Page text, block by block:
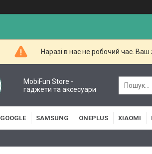
Наразі в нас не робочий час.
MobiFun Store -
гаджети та аксесуари
GOOGLE SAMSUNG ONEPLUS XIAOMI